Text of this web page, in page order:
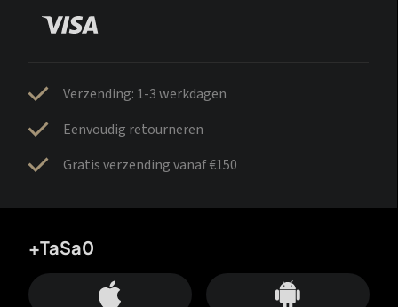
Verzending: 1-3 werkdagen
Eenvoudig retourneren
Gratis verzending vanaf €150
+TaSa0